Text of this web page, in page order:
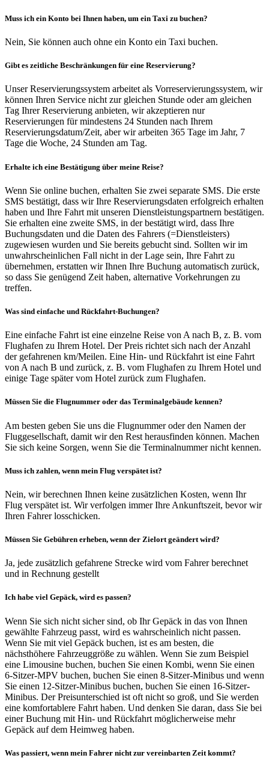
Muss ich ein Konto bei Ihnen haben, um ein Taxi zu buchen?
Nein, Sie können auch ohne ein Konto ein Taxi buchen.
Gibt es zeitliche Beschränkungen für eine Reservierung?
Unser Reservierungssystem arbeitet als Vorreservierungssystem, wir
können Ihren Service nicht zur gleichen Stunde oder am gleichen
Tag Ihrer Reservierung anbieten, wir akzeptieren nur
Reservierungen für mindestens 24 Stunden nach Ihrem
Reservierungsdatum/Zeit, aber wir arbeiten 365 Tage im Jahr, 7
Tage die Woche, 24 Stunden am Tag.
Erhalte ich eine Bestätigung über meine Reise?
Wenn Sie online buchen, erhalten Sie zwei separate SMS. Die erste
SMS bestätigt, dass wir Ihre Reservierungsdaten erfolgreich erhalten
haben und Ihre Fahrt mit unseren Dienstleistungspartnern bestätigen.
Sie erhalten eine zweite SMS, in der bestätigt wird, dass Ihre
Buchungsdaten und die Daten des Fahrers (=Dienstleisters)
zugewiesen wurden und Sie bereits gebucht sind. Sollten wir im
unwahrscheinlichen Fall nicht in der Lage sein, Ihre Fahrt zu
übernehmen, erstatten wir Ihnen Ihre Buchung automatisch zurück,
so dass Sie genügend Zeit haben, alternative Vorkehrungen zu
treffen.
Was sind einfache und Rückfahrt-Buchungen?
Eine einfache Fahrt ist eine einzelne Reise von A nach B, z. B. vom
Flughafen zu Ihrem Hotel. Der Preis richtet sich nach der Anzahl
der gefahrenen km/Meilen. Eine Hin- und Rückfahrt ist eine Fahrt
von A nach B und zurück, z. B. vom Flughafen zu Ihrem Hotel und
einige Tage später vom Hotel zurück zum Flughafen.
Müssen Sie die Flugnummer oder das Terminalgebäude kennen?
Am besten geben Sie uns die Flugnummer oder den Namen der
Fluggesellschaft, damit wir den Rest herausfinden können. Machen
Sie sich keine Sorgen, wenn Sie die Terminalnummer nicht kennen.
Muss ich zahlen, wenn mein Flug verspätet ist?
Nein, wir berechnen Ihnen keine zusätzlichen Kosten, wenn Ihr
Flug verspätet ist. Wir verfolgen immer Ihre Ankunftszeit, bevor wir
Ihren Fahrer losschicken.
Müssen Sie Gebühren erheben, wenn der Zielort geändert wird?
Ja, jede zusätzlich gefahrene Strecke wird vom Fahrer berechnet
und in Rechnung gestellt
Ich habe viel Gepäck, wird es passen?
Wenn Sie sich nicht sicher sind, ob Ihr Gepäck in das von Ihnen
gewählte Fahrzeug passt, wird es wahrscheinlich nicht passen.
Wenn Sie mit viel Gepäck buchen, ist es am besten, die
nächsthöhere Fahrzeuggröße zu wählen. Wenn Sie zum Beispiel
eine Limousine buchen, buchen Sie einen Kombi, wenn Sie einen
6-Sitzer-MPV buchen, buchen Sie einen 8-Sitzer-Minibus und wenn
Sie einen 12-Sitzer-Minibus buchen, buchen Sie einen 16-Sitzer-
Minibus. Der Preisunterschied ist oft nicht so groß, und Sie werden
eine komfortablere Fahrt haben. Und denken Sie daran, dass Sie bei
einer Buchung mit Hin- und Rückfahrt möglicherweise mehr
Gepäck auf dem Heimweg haben.
Was passiert, wenn mein Fahrer nicht zur vereinbarten Zeit kommt?